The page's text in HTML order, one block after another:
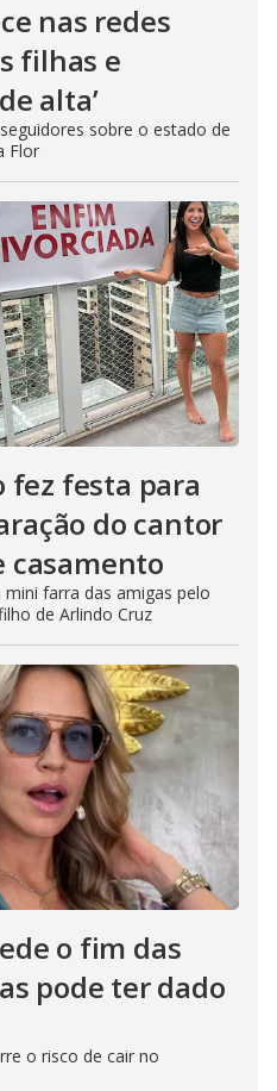
nas redes
filhas e
alta’
sobre o estado de
Flor
fez festa para
do cantor
casamento
farra das amigas pelo
de Arlindo Cruz
o fim das
pode ter dado
o risco de cair no